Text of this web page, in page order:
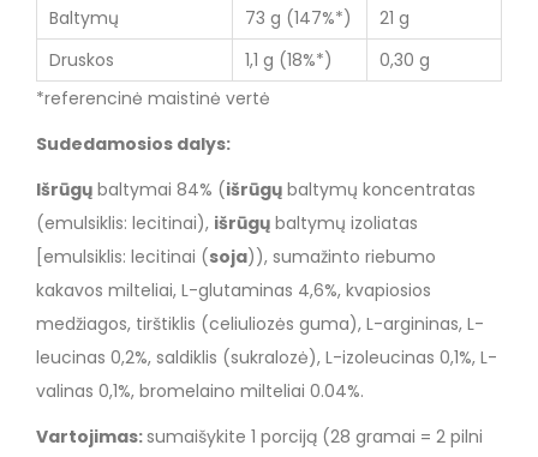
Baltymų 73 g (147%*)
21 g
Druskos
1,1 g (18%*)
0,30 g
*referencinė maistinė vertė
Sudedamosios dalys:
Išrūgų baltymai 84% (išrūgų baltymų koncentratas
(emulsiklis: lecitinai), išrūgų baltymų izoliatas
[emulsiklis: lecitinai (soja)), sumažinto riebumo
kakavos milteliai, L-glutaminas 4,6%, kvapiosios
medžiagos, tirštiklis (celiuliozės guma), L-argininas, L-
leucinas 0,2%, saldiklis (sukralozė), L-izoleucinas 0,1%, L-
valinas 0,1%, bromelaino milteliai 0.04%.
Vartojimas:sumaišykite 1 porciją (28 gramai = 2 pilni